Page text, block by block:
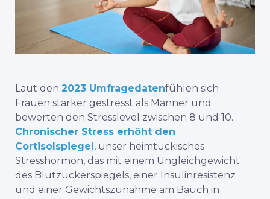
Laut den 2023 Umfragedatenfühlen sich
Frauen stärker gestresst als Männer und
bewerten den Stresslevel zwischen 8 und 10.
Chronischer Stress erhöht den
Cortisolspiegel, unser heimtückisches
Stresshormon, das mit einem Ungleichgewicht
des Blutzuckerspiegels, einer Insulinresistenz
und einer Gewichtszunahme am Bauch in